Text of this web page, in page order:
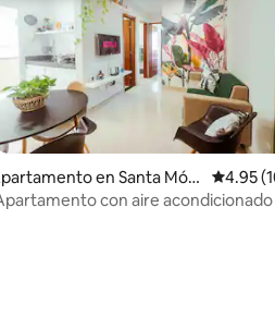
4.96 de 5, 131 reseñas
en Santa Móni
4.95
con aire acondicionado